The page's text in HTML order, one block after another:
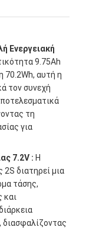
Ενεργειακή
9.75Ah
70.2Wh, αυτή η
τον συνεχή
τη
για
7.2V : Η
2S διατηρεί μια
τάσης,
και